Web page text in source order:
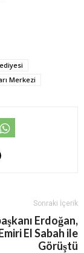
Merkezi
Sonraki İçerik
Erdoğan,
El Sabah ile
Görüştü